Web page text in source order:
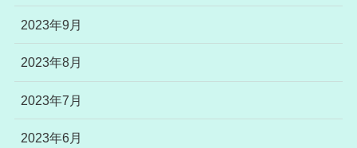
2023年9月
2023年8月
2023年7月
2023年6月